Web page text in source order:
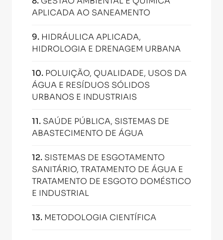
APLICADA AO SANEAMENTO
9. HIDRÁULICA APLICADA,
HIDROLOGIA E DRENAGEM URBANA
10. POLUIÇÃO, QUALIDADE, USOS DA
ÁGUA E RESÍDUOS SÓLIDOS
URBANOS E INDUSTRIAIS
11. SAÚDE PÚBLICA, SISTEMAS DE
ABASTECIMENTO DE ÁGUA
12. SISTEMAS DE ESGOTAMENTO
SANITÁRIO, TRATAMENTO DE ÁGUA E
TRATAMENTO DE ESGOTO DOMÉSTICO
E INDUSTRIAL
13. METODOLOGIA CIENTÍFICA